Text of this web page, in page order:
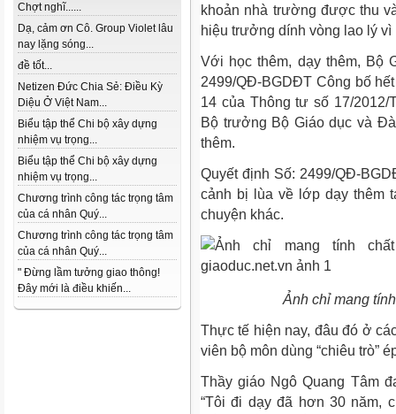
Chợt nghĩ......
Dạ, cảm ơn Cô. Group Violet lâu
nay lặng sóng...
đề tốt...
Netizen Đức Chia Sẻ: Điều Kỳ
Diệu Ở Việt Nam...
Biểu tập thể Chi bộ xây dựng
nhiệm vụ trọng...
Biểu tập thể Chi bộ xây dựng
nhiệm vụ trọng...
Chương trình công tác trọng tâm
của cá nhân Quý...
Chương trình công tác trọng tâm
của cá nhân Quý...
" Đừng lầm tưởng giao thông!
Đây mới là điều khiến...
khoản nhà trường được thu
hiệu trưởng dính vòng lao lý vì
Với học thêm, dạy thêm, Bộ
2499/QĐ-BGDĐT Công bố
14 của Thông tư số 17/
Bộ trưởng Bộ Giáo dục và
thêm.
Quyết định Số: 2499/QĐ-
cảnh bị lùa về lớp dạy thêm
chuyện khác.
Ảnh chỉ mang
Thực tế hiện nay, đâu đó ở
viên bộ môn dùng “chiêu trò”
Thầy giáo Ngô Quang Tâm
“Tôi đi dạy đã hơn 30 năm,